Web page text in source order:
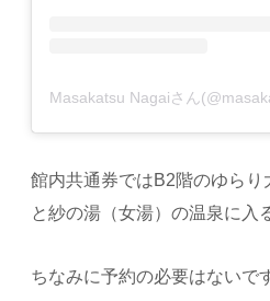
館内共通券ではB2階のゆらり
と紗の湯（女湯）の温泉に入
ちなみに予約の必要はないで